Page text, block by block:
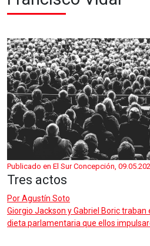
Publicado en El Sur Concepción,
Tres actos
PorAgustín Soto
Giorgio Jackson y Gabriel Boric traban
dieta parlamentaria que ellos